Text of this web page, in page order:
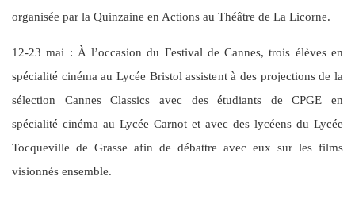
organisée par la Quinzaine en Actions au Théâtre de La Licorne.
12-23 mai : À l’occasion du Festival de Cannes, trois élèves en
spécialité cinéma au Lycée Bristol assistent à des projections de la
sélection Cannes Classics avec des étudiants de CPGE en
spécialité cinéma au Lycée Carnot et avec des lycéens du Lycée
Tocqueville de Grasse afin de débattre avec eux sur les films
visionnés ensemble.